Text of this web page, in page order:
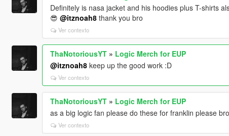
Definitely is nasa jacket and his hoodies plus T-shirts
😎 @itznoah8thank you bro
Ver contexto
ThaNotoriousYT» Logic Merch for EUP
@itznoah8keep up the good work :D
Ver contexto
ThaNotoriousYT» Logic Merch for EUP
as a big logic fan please do these for franklin please bro
Ver contexto